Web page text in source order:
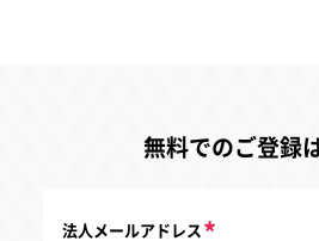
無料でのご登録
法人メールアドレス